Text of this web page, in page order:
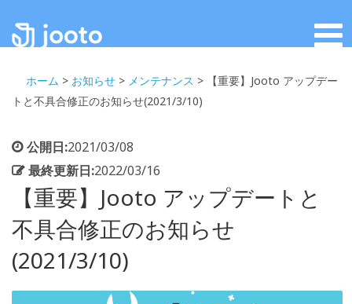
ホーム > お知らせ > メンテナンス >
【重要】Jooto アップデー
トと不具合修正のお知らせ(2021/3/10)
公開日:2021/03/08
最終更新日:2022/03/16
【重要】Jooto アップデートと
不具合修正のお知らせ
(2021/3/10)